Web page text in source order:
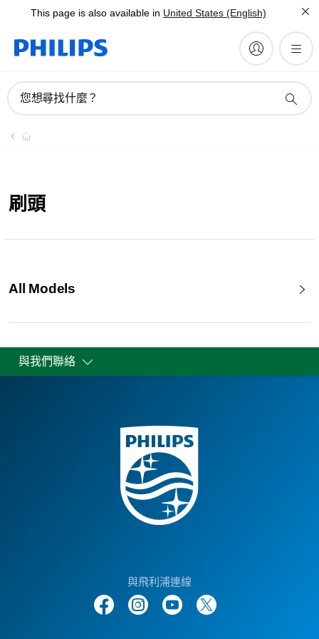
This page is also available in United States (English)
您想尋找什麼？
刷頭
All Models
與我們聯絡
與飛利浦連線